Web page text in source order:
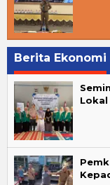
Berita Ekonomi